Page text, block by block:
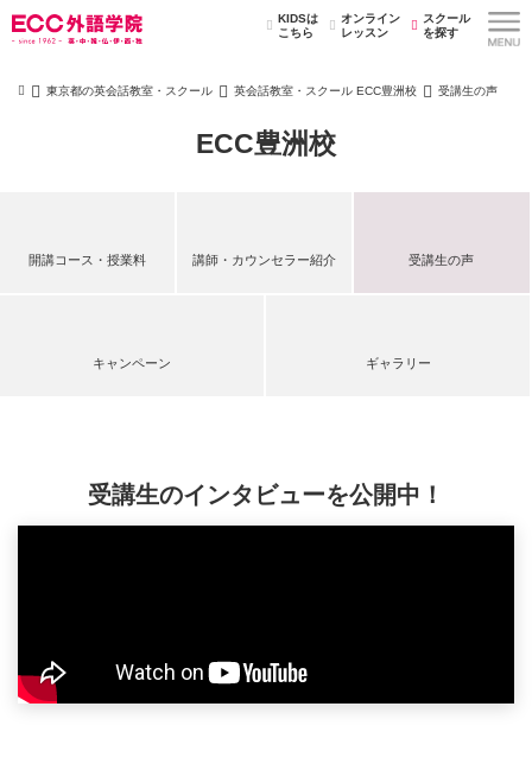
KIDSは
こちら
オンライン
レッスン
スクール
を探す
東京都の英会話教室・スクール 英会話教室・スクール ECC豊洲校 受講生の声
ECC豊洲校
開講コース・授業料 講師・カウンセラー紹介 受講生の声
キャンペーン ギャラリー
受講生のインタビューを公開中！